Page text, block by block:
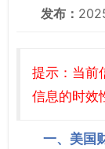
发布：
提示：当前
信息的时效
一、美国